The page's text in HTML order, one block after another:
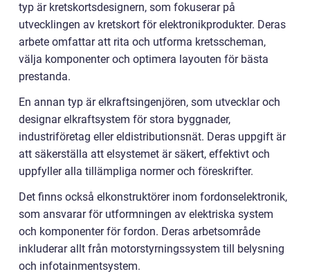
typ är kretskortsdesignern, som fokuserar på
utvecklingen av kretskort för elektronikprodukter. Deras
arbete omfattar att rita och utforma kretsscheman,
välja komponenter och optimera layouten för bästa
prestanda.
En annan typ är elkraftsingenjören, som utvecklar och
designar elkraftsystem för stora byggnader,
industriföretag eller eldistributionsnät. Deras uppgift är
att säkerställa att elsystemet är säkert, effektivt och
uppfyller alla tillämpliga normer och föreskrifter.
Det finns också elkonstruktörer inom fordonselektronik,
som ansvarar för utformningen av elektriska system
och komponenter för fordon. Deras arbetsområde
inkluderar allt från motorstyrningssystem till belysning
och infotainmentsystem.